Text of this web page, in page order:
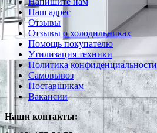
Наш адрес
Отзывы
Отзывы о холодильниках
Помощь покупателю
Утилизация техники
Политика конфиденциальности
Самовывоз
Поставщикам
Вакансии
Наши контакты: